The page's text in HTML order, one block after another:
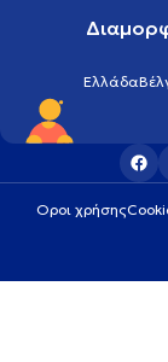
Ελλάδα
Οροι χρήσης